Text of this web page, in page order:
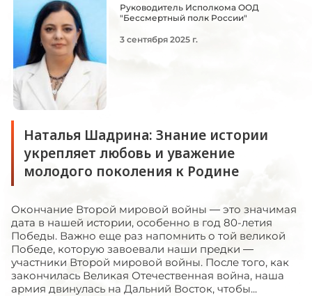
Наталья Шадрина: Знание истории
укрепляет любовь и уважение
молодого поколения к Родине
Руководитель Исполкома ООД
"Бессмертный полк России"
3 сентября 2025 г.
Окончание Второй мировой войны — это значимая
дата в нашей истории, особенно в год 80-летия
Победы. Важно еще раз напомнить о той великой
Победе, которую завоевали наши предки —
участники Второй мировой войны. После того, как
закончилась Великая Отечественная война, наша
армия двинулась на Дальний Восток, чтобы...